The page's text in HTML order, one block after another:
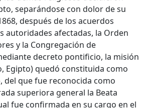
separándose con dolor de su
después de los acuerdos
autoridades afectadas, la Orden
y la Congregación de
decreto pontificio, la misión
Egipto) quedó constituida como
que fue reconocida como
superiora general la Beata
fue confirmada en su cargo en el